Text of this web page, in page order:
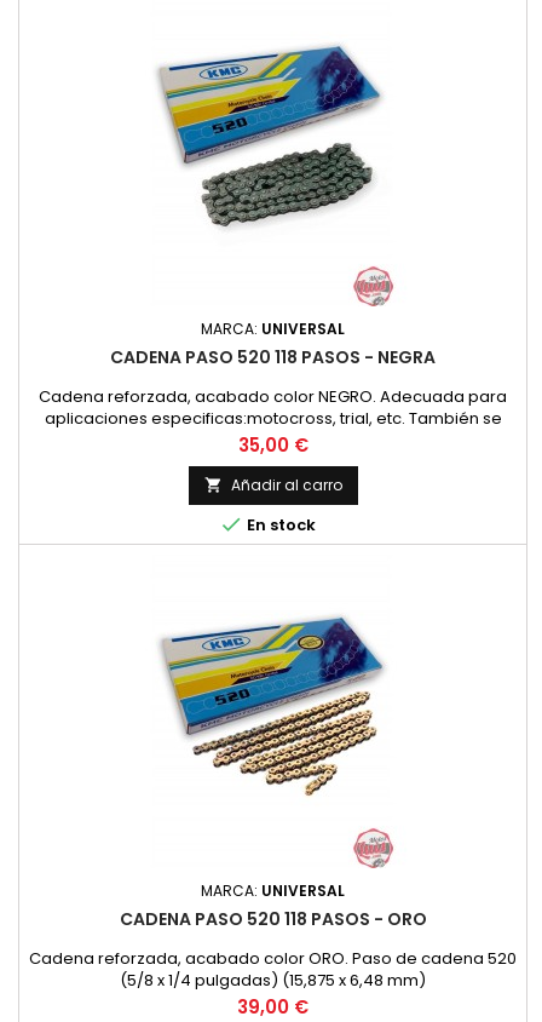
MARCA: UNIVERSAL
CADENA PASO 520 118 PASOS - NEGRA
Cadena reforzada, acabado color NEGRO. Adecuada para
aplicaciones especificas:motocross, trial, etc. También se
recomienda para todo tipo de aplicaciones, hasta 250 c..c.
Paso de cadena 520 (5/8 x 1/4 pulgadas) (15,875 x 6,48 mm)
Precio
35,00 €
 Añadir al carro
 En stock
MARCA: UNIVERSAL
CADENA PASO 520 118 PASOS - ORO
Cadena reforzada, acabado color ORO. Paso de cadena 520
(5/8 x 1/4 pulgadas) (15,875 x 6,48 mm)
Precio
39,00 €